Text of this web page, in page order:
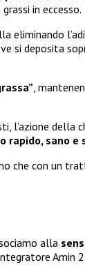
in eccesso.
eliminando
si deposita
,
l’azione della
rapido, sano e
che con un
alla
Amin